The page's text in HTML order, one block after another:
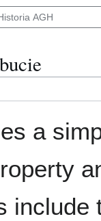
a
include